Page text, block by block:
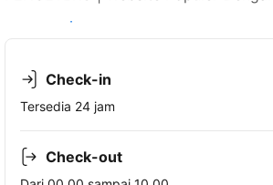
Lihat ketersediaan
Check-in
Tersedia 24 jam
Check-out